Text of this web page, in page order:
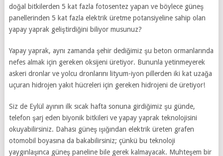
doğal bitkilerden 5 kat fazla fotosentez yapan ve böylece güneş
panellerinden 5 kat fazla elektrik üretme potansiyeline sahip olan
yapay yaprak geliştirdiğini biliyor musunuz?
Yapay yaprak, aynı zamanda şehir dediğimiz şu beton ormanlarında
nefes almak için gereken oksijeni üretiyor. Bununla yetinmeyerek
askeri dronlar ve yolcu dronlarını lityum-iyon pillerden iki kat uzağa
uçuran hidrojen yakıt hücreleri için gereken hidrojeni de üretiyor!
Siz de Eylül ayının ilk sıcak hafta sonuna girdiğimiz şu günde,
telefon şarj eden biyonik bitkileri ve yapay yaprak teknolojisini
okuyabilirsiniz. Dahası güneş ışığından elektrik üreten grafen
otomobil boyasına da bakabilirsiniz; çünkü bu teknoloji
yaygınlaşınca güneş paneline bile gerek kalmayacak. Muhteşem bir